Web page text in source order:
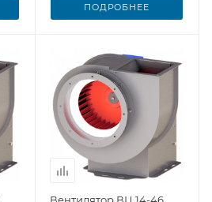
ПОДРОБНЕЕ